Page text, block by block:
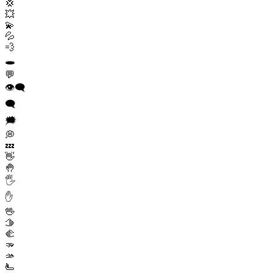
💢
💥
💫
💦
💨
🕳️
💬
👁️‍🗨️
🗨️
🗯️
💭
💤
👋
🤚
🖐️
✋
🖖
🫱
🫲
🫳
🫴
🫷